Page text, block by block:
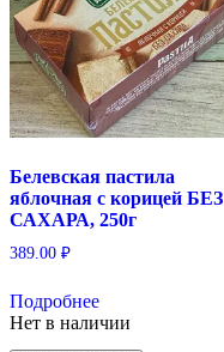
Белевская пастила
яблочная с корицей БЕЗ
САХАРА, 250г
389.00 ₽
Подробнее
Нет в наличии